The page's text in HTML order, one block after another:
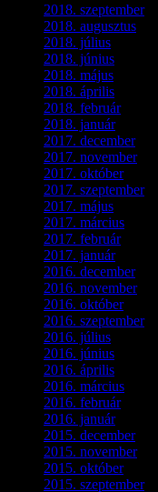
2018. szeptember(1)
2018. augusztus
2018. július
2018. június
2018. május
2018. április
2018. február(2)
2018. január(2)
2017. december(4)
2017. november(3)
2017. október(4)
2017. szeptember(1)
2017. május
2017. március
2017. február(1)
2017. január(2)
2016. december(1)
2016. november(1)
2016. október(6)
2016. szeptember(5)
2016. július
2016. június
2016. április
2016. március
2016. február(3)
2016. január(2)
2015. december(1)
2015. november(4)
2015. október(4)
2015. szeptember(5)